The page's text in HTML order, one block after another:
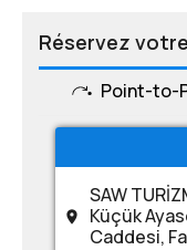
Réservez
Point-to-
SAW
Küçük
Caddesi,